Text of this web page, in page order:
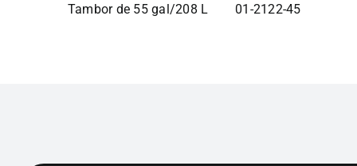
Tambor de 55 gal/208 L 01-2122-45